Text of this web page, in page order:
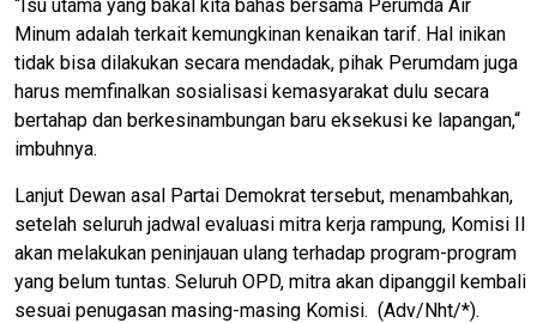
“Isu utama yang bakal kita bahas bersama Perumda Air
Minum adalah terkait kemungkinan kenaikan tarif. Hal inikan
tidak bisa dilakukan secara mendadak, pihak Perumdam juga
harus memfinalkan sosialisasi kemasyarakat dulu secara
bertahap dan berkesinambungan baru eksekusi ke lapangan,“
imbuhnya.
Lanjut Dewan asal Partai Demokrat tersebut, menambahkan,
setelah seluruh jadwal evaluasi mitra kerja rampung, Komisi II
akan melakukan peninjauan ulang terhadap program-program
yang belum tuntas. Seluruh OPD, mitra akan dipanggil kembali
sesuai penugasan masing-masing Komisi. (Adv/Nht/*).